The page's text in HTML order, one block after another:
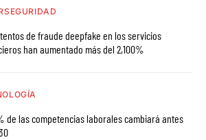
de fraude deepfake en los servicios
han aumentado más del 2,100%
de las competencias laborales cambiará antes